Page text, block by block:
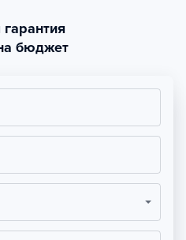
бюджет